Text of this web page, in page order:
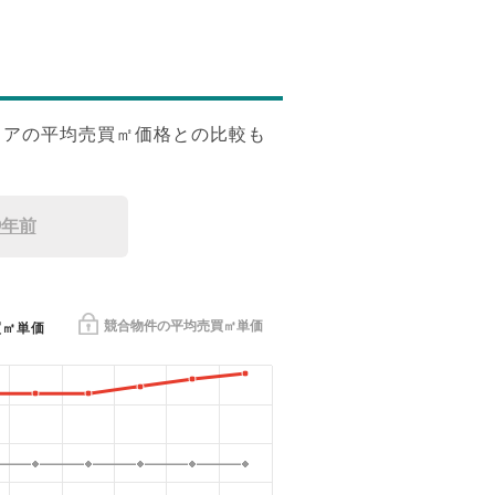
の平均売買㎡価格との比較も
前
競合物件の平均売買㎡単価
単価